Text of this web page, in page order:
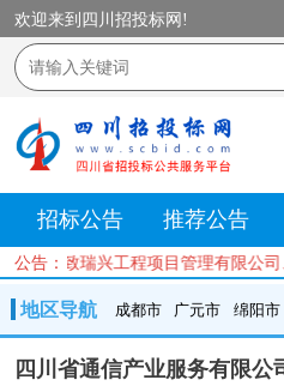
欢迎来到四川招投标网!
招标公告 推荐公告
公告：致瑞兴工程项目管理有
地区导航 成都市 广元市 绵阳市
成都市 广元市 绵阳市 德阳
四川省通信产业服务有限公